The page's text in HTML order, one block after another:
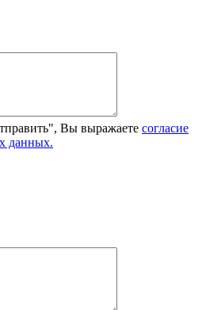
Вы выражаете согласие
данных.